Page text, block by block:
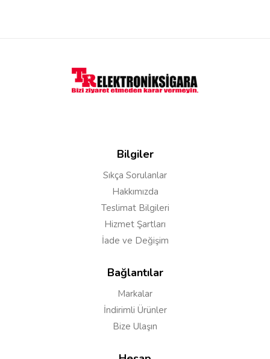
Bilgiler
Sıkça Sorulanlar
Hakkımızda
Teslimat Bilgileri
Hizmet Şartları
İade ve Değişim
Bağlantılar
Markalar
İndirimli Ürünler
Bize Ulaşın